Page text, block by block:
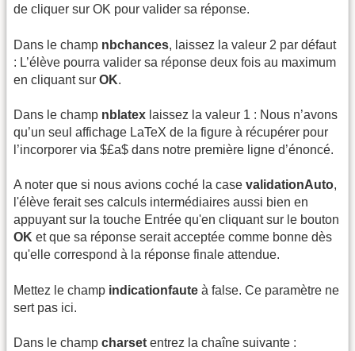
de cliquer sur OK pour valider sa réponse.
Dans le champ nbchances, laissez la valeur 2 par défaut
: L’élève pourra valider sa réponse deux fois au maximum
en cliquant sur OK.
Dans le champ nblatex laissez la valeur 1 : Nous n’avons
qu’un seul affichage LaTeX de la figure à récupérer pour
l’incorporer via $£a$ dans notre première ligne d’énoncé.
A noter que si nous avions coché la case validationAuto,
l'élève ferait ses calculs intermédiaires aussi bien en
appuyant sur la touche Entrée qu'en cliquant sur le bouton
OK et que sa réponse serait acceptée comme bonne dès
qu'elle correspond à la réponse finale attendue.
Mettez le champ indicationfaute à false. Ce paramètre ne
sert pas ici.
Dans le champ charset entrez la chaîne suivante :